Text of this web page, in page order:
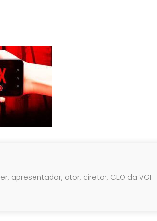
apresentador, ator, diretor, CEO da VGF